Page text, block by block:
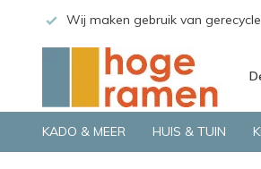
Wij maken gebruik van
KADO & MEER HUIS & TUIN